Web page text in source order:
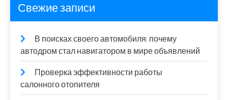
Свежие записи
В поисках своего автомобиля: почему
автодром стал навигатором в мире объявлений
Проверка эффективности работы
салонного отопителя